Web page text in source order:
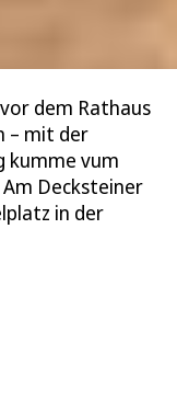
dem Rathaus
– mit der
kumme vum
Decksteiner
in der